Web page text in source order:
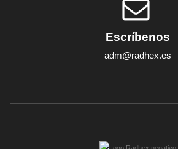
Escríbenos
adm@radhex.es